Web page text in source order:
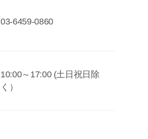
03-6459-0860
10:00～17:00 (土日祝日除
く）